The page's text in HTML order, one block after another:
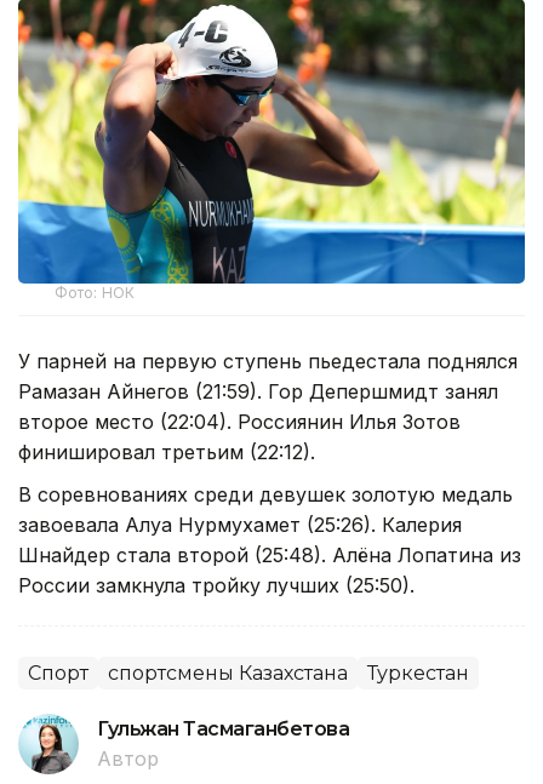
Фото: НОК
У парней на первую ступень пьедестала поднялся
Рамазан Айнегов (21:59). Гор Депершмидт занял
второе место (22:04). Россиянин Илья Зотов
финишировал третьим (22:12).
В соревнованиях среди девушек золотую медаль
завоевала Алуа Нурмухамет (25:26). Калерия
Шнайдер стала второй (25:48). Алёна Лопатина из
России замкнула тройку лучших (25:50).
Спорт спортсмены Казахстана Туркестан
Гульжан Тасмаганбетова
Автор